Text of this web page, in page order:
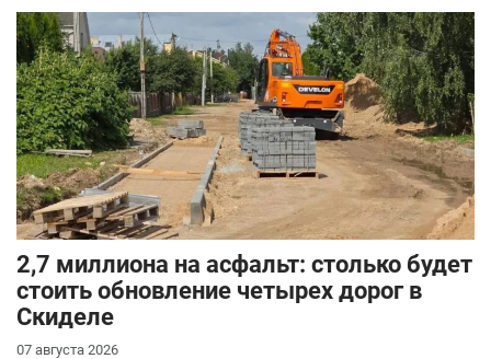
2,7 миллиона на асфальт: столько будет
стоить обновление четырех дорог в
Скиделе
07 августа 2026